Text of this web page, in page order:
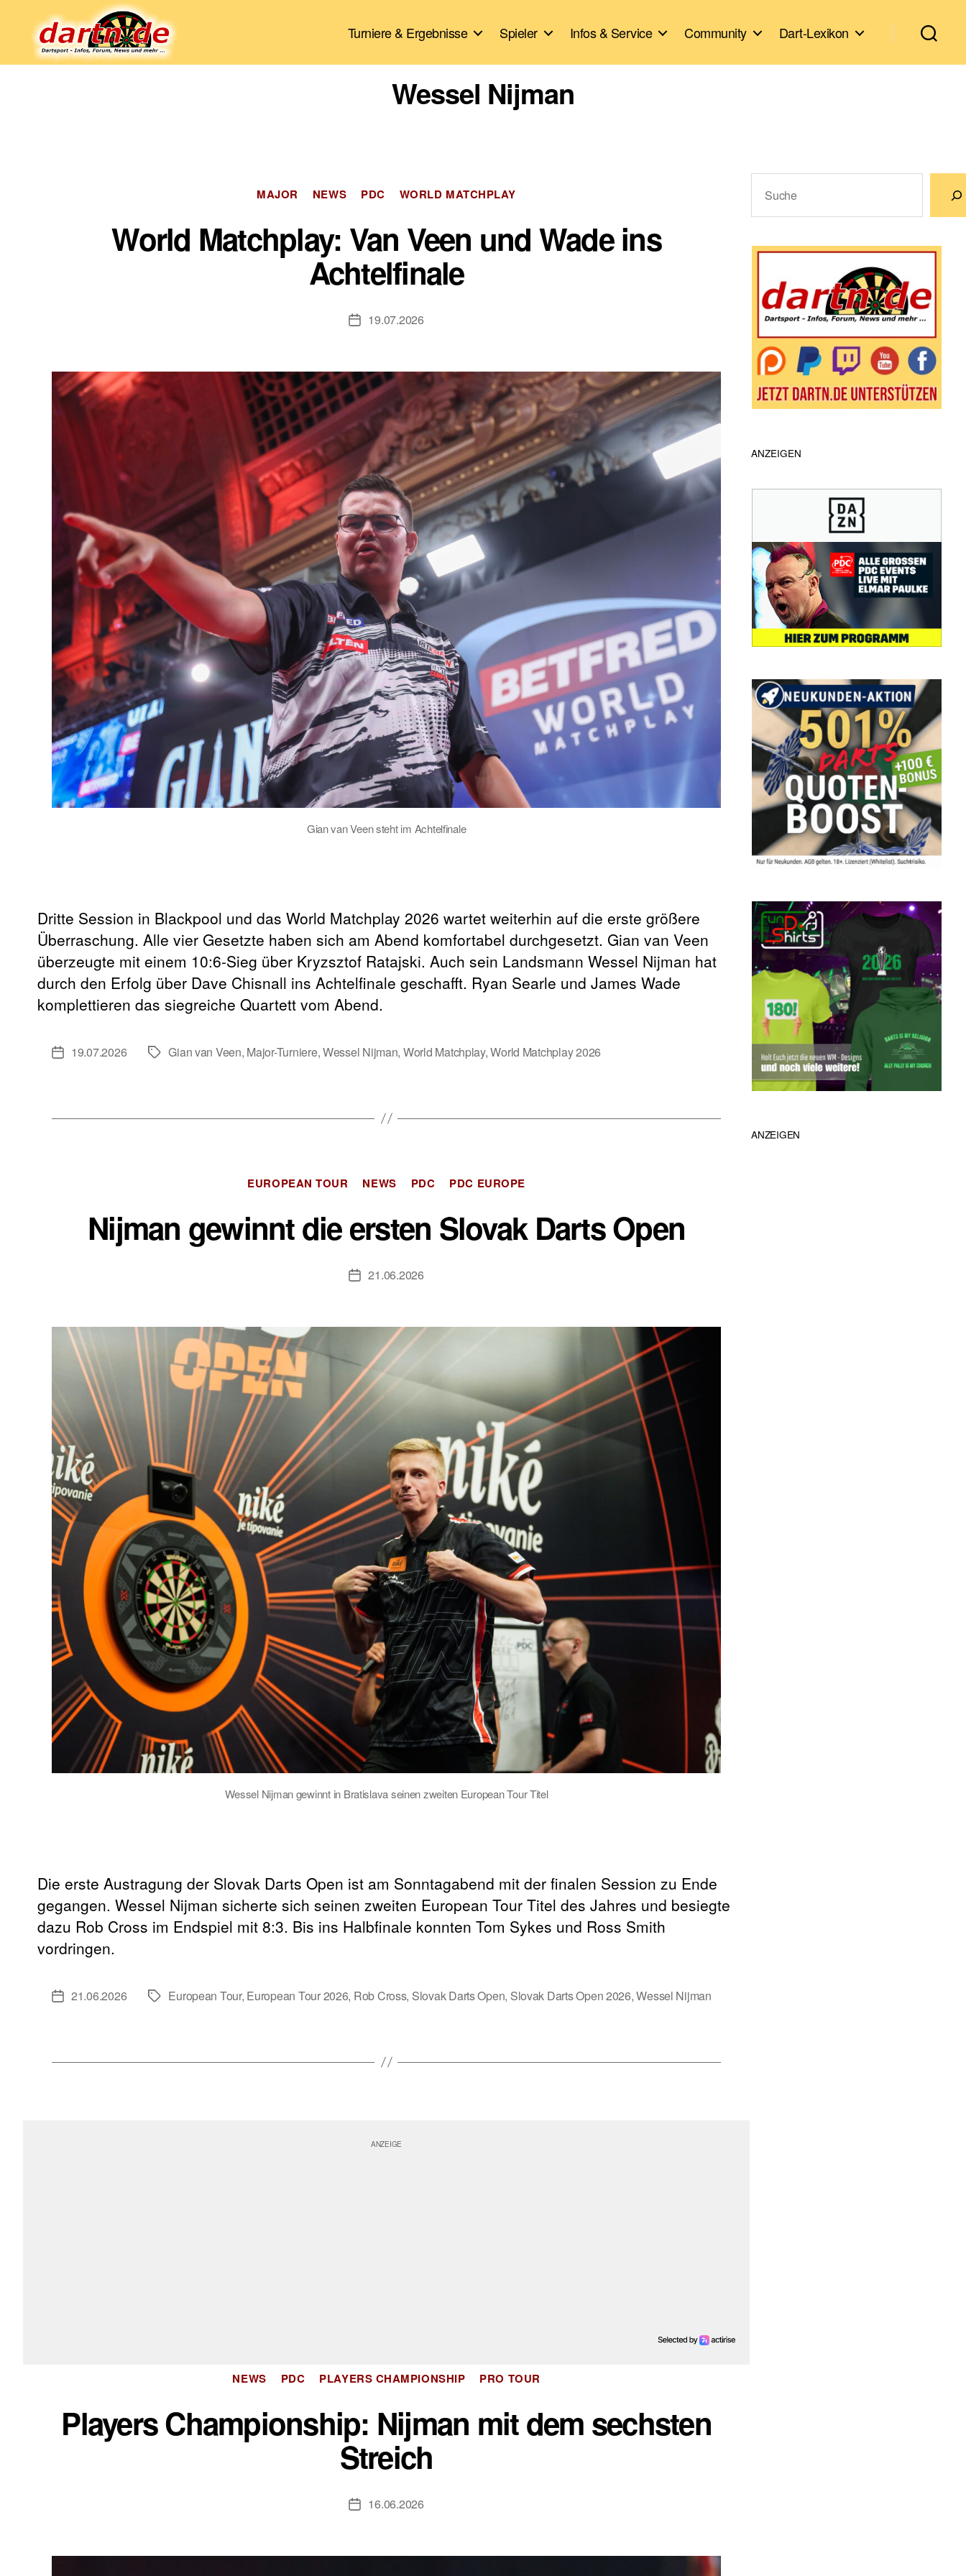
Turniere & Ergebnisse Spieler Infos & Service Community Dart-Lexikon
Wessel Nijman
Kategorien
MAJOR NEWS PDC WORLD MATCHPLAY
World Matchplay: Van Veen und Wade ins
Achtelfinale
Veröffentlichungsdatum
19.07.2026
Gian van Veen steht im Achtelfinale
Dritte Session in Blackpool und das World Matchplay 2026 wartet weiterhin auf die erste größere
Überraschung. Alle vier Gesetzte haben sich am Abend komfortabel durchgesetzt. Gian van Veen
überzeugte mit einem 10:6-Sieg über Kryzsztof Ratajski. Auch sein Landsmann Wessel Nijman hat
durch den Erfolg über Dave Chisnall ins Achtelfinale geschafft. Ryan Searle und James Wade
komplettieren das siegreiche Quartett vom Abend.
Veröffentlichungsdatum
19.07.2026 Schlagwörter
Gian van Veen, Major-Turniere,Wessel Nijman, World Matchplay,World Matchplay 2026
Kategorien
EUROPEAN TOUR NEWS PDC PDC EUROPE
Nijman gewinnt die ersten Slovak Darts Open
Veröffentlichungsdatum
21.06.2026
Wessel Nijman gewinnt in Bratislava seinen zweiten European Tour Titel
Die erste Austragung der Slovak Darts Open ist am Sonntagabend mit der finalen Session zu Ende
gegangen. Wessel Nijman sicherte sich seinen zweiten European Tour Titel des Jahres und besiegte
dazu Rob Cross im Endspiel mit 8:3. Bis ins Halbfinale konnten Tom Sykes und Ross Smith
vordringen.
Veröffentlichungsdatum
21.06.2026 Schlagwörter
European Tour, European Tour 2026, Rob Cross, Slovak Darts Open, Slovak Darts Open 2026,Wessel Nijman
Kategorien
NEWS PDC PLAYERS CHAMPIONSHIP PRO TOUR
Players Championship: Nijman mit dem sechsten
Streich
Veröffentlichungsdatum
16.06.2026
ANZEIGEN
ANZEIGEN